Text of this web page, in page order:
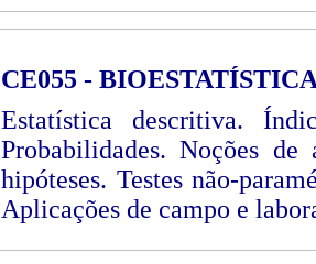
CE055 -
Estatística descritiva.
Probabilidades. Noções de
hipóteses. Testes não-
Aplicações de campo e